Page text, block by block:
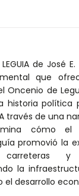
LEGUIA de José
que
Oncenio de
historia política
A través de una
cómo el
promovió la
y
la
el desarrollo